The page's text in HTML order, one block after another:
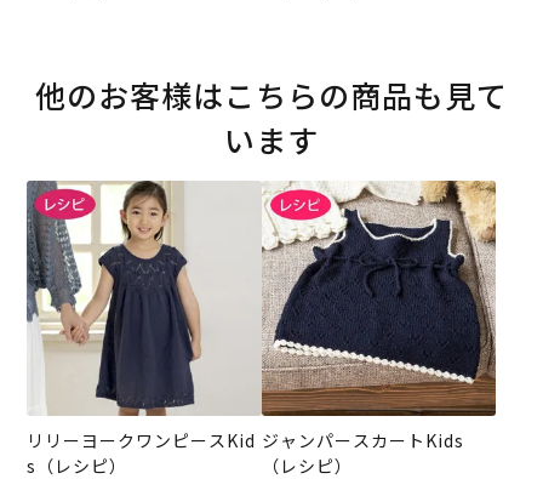
他のお客様はこちらの商品も見て
います
リリーヨークワンピースKid
s（レシピ）
ジャンパースカートKids
（レシピ）